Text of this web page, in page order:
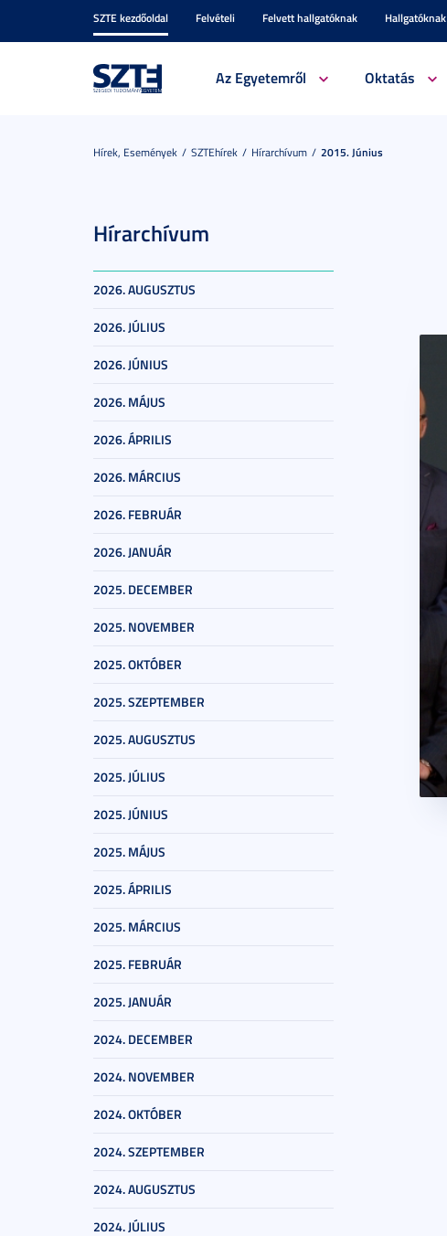
SZTE kezdőoldal Felvételi Felvett hallgatóknak Hallgatóknak
Az Egyetemről Oktatás
Hírek, Események SZTEhírek Hírarchívum 2015. Június
Hírarchívum
2026. AUGUSZTUS
2026. JÚLIUS
2026. JÚNIUS
2026. MÁJUS
2026. ÁPRILIS
2026. MÁRCIUS
2026. FEBRUÁR
2026. JANUÁR
2025. DECEMBER
2025. NOVEMBER
2025. OKTÓBER
2025. SZEPTEMBER
2025. AUGUSZTUS
2025. JÚLIUS
2025. JÚNIUS
2025. MÁJUS
2025. ÁPRILIS
2025. MÁRCIUS
2025. FEBRUÁR
2025. JANUÁR
2024. DECEMBER
2024. NOVEMBER
2024. OKTÓBER
2024. SZEPTEMBER
2024. AUGUSZTUS
2024. JÚLIUS